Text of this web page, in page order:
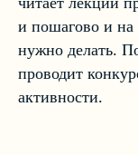
и пошагово и на
нужно делать.
проводит
активности.